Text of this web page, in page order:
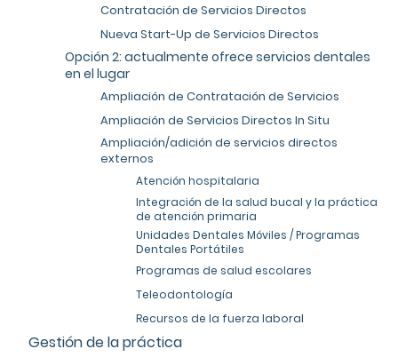
Contratación de Servicios Directos
Nueva Start-Up de Servicios Directos
Opción 2: actualmente ofrece servicios dentales
en el lugar
Ampliación de Contratación de Servicios
Ampliación de Servicios Directos In Situ
Ampliación/adición de servicios directos
externos
Atención hospitalaria
Integración de la salud bucal y la práctica
de atención primaria
Unidades Dentales Móviles / Programas
Dentales Portátiles
Programas de salud escolares
Teleodontología
Recursos de la fuerza laboral
Gestión de la práctica